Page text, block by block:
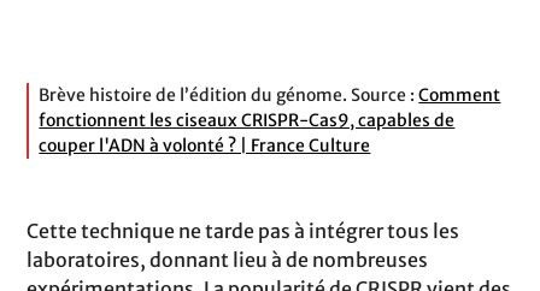
Brève histoire de l’édition du génome. Source :Comment
fonctionnent les ciseaux CRISPR-Cas9, capables de
couper l'ADN à volonté ? | France Culture
Cette technique ne tarde pas à intégrer tous les
laboratoires, donnant lieu à de nombreuses